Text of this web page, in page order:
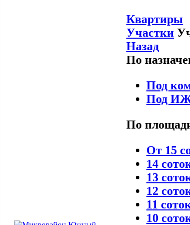
Квартиры
Участки
Назад
По
Под
Под
По
От 15
14
13
12
11
10